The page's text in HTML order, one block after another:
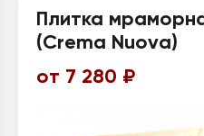
Плитка
(Crema Nuova)
от 7 280 ₽